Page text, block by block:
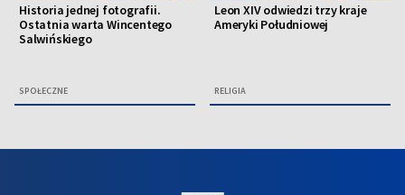
Historia jednej fotografii.
Ostatnia warta Wincentego
Salwińskiego
SPOŁECZNE
Leon XIV odwiedzi trzy kraje
Ameryki Południowej
RELIGIA